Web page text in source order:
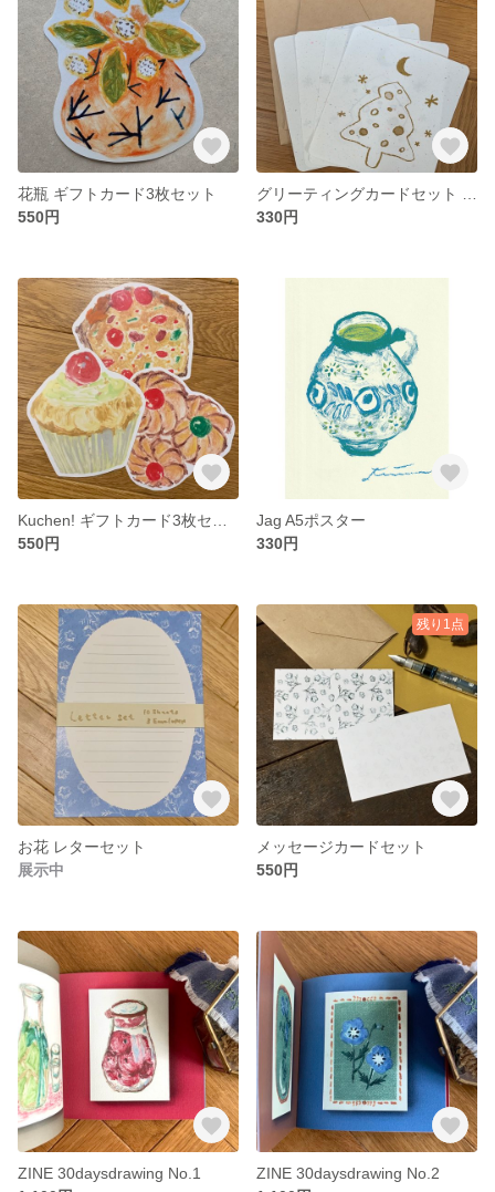
花瓶 ギフトカード3枚セット
550円
330円
550円
Jag A5ポスター
330円
お花 レターセット
展示中
残り1点
メッセージカードセット
550円
ZINE 30daysdrawing No.1
ZINE 30daysdrawing No.2